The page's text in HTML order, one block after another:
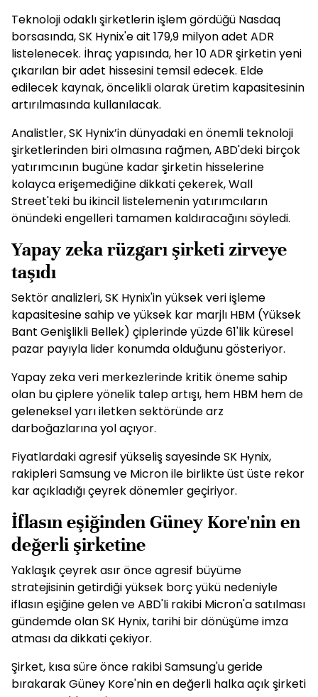
Teknoloji odaklı şirketlerin işlem gördüğü Nasdaq
borsasında, SK Hynix'e ait 179,9 milyon adet ADR
listelenecek. İhraç yapısında, her 10 ADR şirketin yeni
çıkarılan bir adet hissesini temsil edecek. Elde
edilecek kaynak, öncelikli olarak üretim kapasitesinin
artırılmasında kullanılacak.
Analistler, SK Hynix’in dünyadaki en önemli teknoloji
şirketlerinden biri olmasına rağmen, ABD'deki birçok
yatırımcının bugüne kadar şirketin hisselerine
kolayca erişemediğine dikkati çekerek, Wall
Street'teki bu ikincil listelemenin yatırımcıların
önündeki engelleri tamamen kaldıracağını söyledi.
Yapay zeka rüzgarı şirketi zirveye
taşıdı
Sektör analizleri, SK Hynix'in yüksek veri işleme
kapasitesine sahip ve yüksek kar marjlı HBM (Yüksek
Bant Genişlikli Bellek) çiplerinde yüzde 61'lik küresel
pazar payıyla lider konumda olduğunu gösteriyor.
Yapay zeka veri merkezlerinde kritik öneme sahip
olan bu çiplere yönelik talep artışı, hem HBM hem de
geleneksel yarı iletken sektöründe arz
darboğazlarına yol açıyor.
Fiyatlardaki agresif yükseliş sayesinde SK Hynix,
rakipleri Samsung ve Micron ile birlikte üst üste rekor
kar açıkladığı çeyrek dönemler geçiriyor.
İflasın eşiğinden Güney Kore'nin en
değerli şirketine
Yaklaşık çeyrek asır önce agresif büyüme
stratejisinin getirdiği yüksek borç yükü nedeniyle
iflasın eşiğine gelen ve ABD'li rakibi Micron'a satılması
gündemde olan SK Hynix, tarihi bir dönüşüme imza
atması da dikkati çekiyor.
Şirket, kısa süre önce rakibi Samsung'u geride
bırakarak Güney Kore'nin en değerli halka açık şirketi